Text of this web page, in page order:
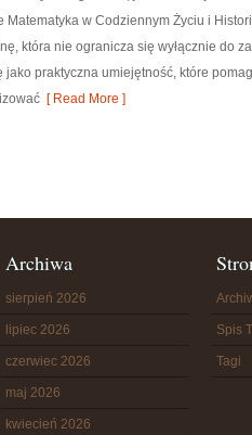
Matematyka w Codziennym Życiu i
która nie ogranicza się wyłącznie do
jako praktyczna umiejętność, które
[ Read More ]
Archiwa
sierpień 2026
lipiec 2026
czerwiec 2026
maj 2026
kwiecień 2026
Spis
Tagi